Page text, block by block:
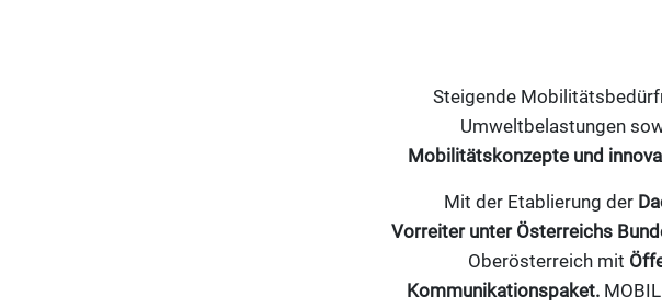
Steigende
Umweltbelastungen
Mobilitätskonzepte und
Mit der Etablierung der
Vorreiter unter Österreichs
Oberösterreich mit
Kommunikationspaket.